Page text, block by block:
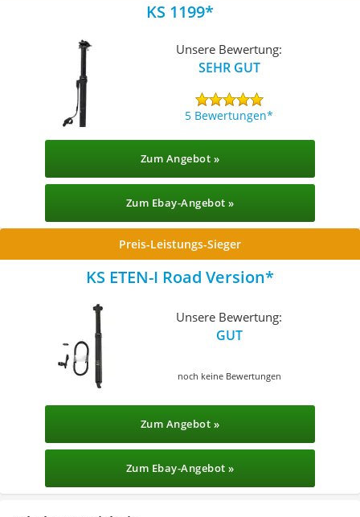
KS 1199
Unsere Bewertung:
SEHR GUT
5 Bewertungen
Zum Angebot »
Zum Ebay-Angebot »
Preis-Leistungs-Sieger
KS ETEN-I Road Version
Unsere Bewertung:
GUT
noch keine Bewertungen
Zum Angebot »
Zum Ebay-Angebot »